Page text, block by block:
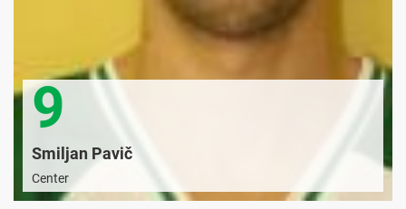
9
Smiljan Pavič
Center